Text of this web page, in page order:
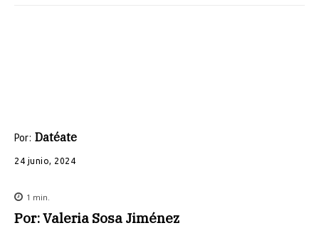
Por: Datéate
24 junio, 2024
1 min.
Por: Valeria Sosa Jiménez